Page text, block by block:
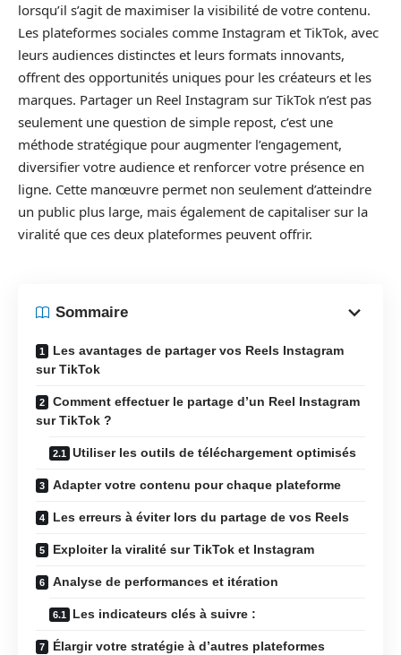
lorsqu’il s’agit de maximiser la visibilité de votre contenu.
Les plateformes sociales comme Instagram et TikTok, avec
leurs audiences distinctes et leurs formats innovants,
offrent des opportunités uniques pour les créateurs et les
marques. Partager un Reel Instagram sur TikTok n’est pas
seulement une question de simple repost, c’est une
méthode stratégique pour augmenter l’engagement,
diversifier votre audience et renforcer votre présence en
ligne. Cette manœuvre permet non seulement d’atteindre
un public plus large, mais également de capitaliser sur la
viralité que ces deux plateformes peuvent offrir.
Sommaire
Les avantages de partager vos Reels Instagram
sur TikTok
Comment effectuer le partage d’un Reel Instagram
sur TikTok ?
Utiliser les outils de téléchargement optimisés
Adapter votre contenu pour chaque plateforme
Les erreurs à éviter lors du partage de vos Reels
Exploiter la viralité sur TikTok et Instagram
Analyse de performances et itération
Les indicateurs clés à suivre :
Élargir votre stratégie à d’autres plateformes